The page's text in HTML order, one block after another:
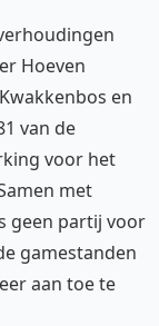
Hoeven
en
van de
voor het
met
geen partij voor
gamestanden
aan toe te